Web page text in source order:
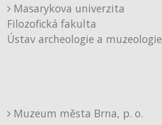
Masarykova univerzita
Filozofická fakulta
Ústav archeologie a muzeologie
Muzeum města Brna, p. o.